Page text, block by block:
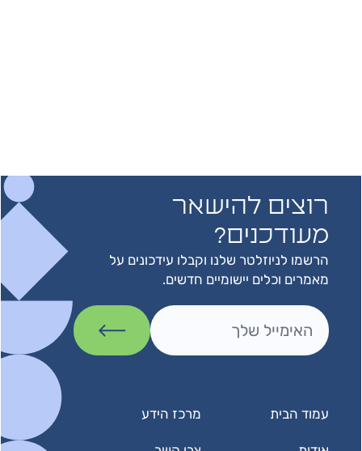
רוצים להישאר
מעודכנים?
הרשמו לניוזלטר שלנו וקבלו עידכונים על
מאמרים וכלים יישומיים חדשים.
עמוד הבית מרכז הידע